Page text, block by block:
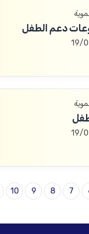
دعم الطفل
7
8
9
10